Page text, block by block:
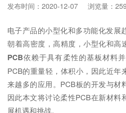
发布时间：2020-12-07 浏览量：
电子产品的小型化和多功能化发展
朝着高密度，高精度，小型化和高
PCB依赖于具有柔性的基板材料
PCB的重量轻，体积小，因此近年
来越多的应用。PCB板的开发与材
因此本文将讨论柔性PCB在新材料
展机遇和挑战。